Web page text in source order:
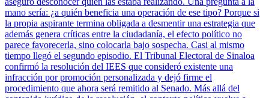
mano sería: ¿a quién beneficia una operación de ese tipo? Porque si
la propia aspirante termina obligada a desmentir una estrategia que
además genera críticas entre la ciudadanía, el efecto político no
parece favorecerla, sino colocarla bajo sospecha. Casi al mismo
tiempo llegó el segundo episodio. El Tribunal Electoral de Sinaloa
confirmó la resolución del IEES que consideró existente una
infracción por promoción personalizada y dejó firme el
procedimiento que ahora será remitido al Senado. Más allá del